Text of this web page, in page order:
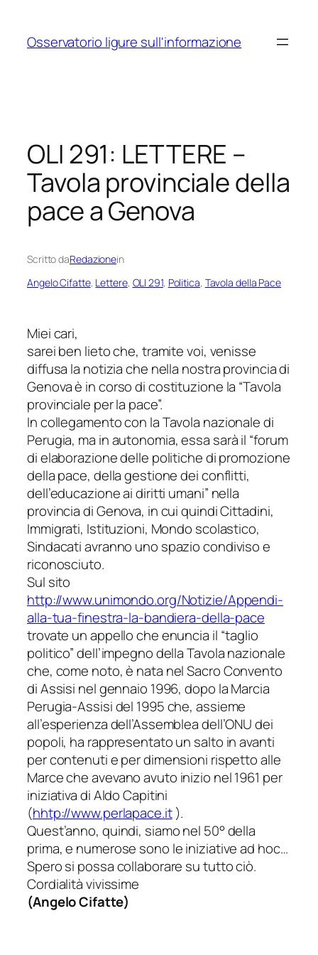
contenuto
Osservatorio ligure sull'informazione
OLI 291: LETTERE –
Tavola provinciale della
pace a Genova
Scritto daRedazionein
Angelo Cifatte, Lettere, OLI 291, Politica, Tavola della Pace
Miei cari,
sarei ben lieto che, tramite voi, venisse
diffusa la notizia che nella nostra provincia di
Genova è in corso di costituzione la “Tavola
provinciale per la pace”.
In collegamento con la Tavola nazionale di
Perugia, ma in autonomia, essa sarà il “forum
di elaborazione delle politiche di promozione
della pace, della gestione dei conflitti,
dell’educazione ai diritti umani” nella
provincia di Genova, in cui quindi Cittadini,
Immigrati, Istituzioni, Mondo scolastico,
Sindacati avranno uno spazio condiviso e
riconosciuto.
Sul sito
http://www.unimondo.org/Notizie/Appendi-
alla-tua-finestra-la-bandiera-della-pace
trovate un appello che enuncia il “taglio
politico” dell’impegno della Tavola nazionale
che, come noto, è nata nel Sacro Convento
di Assisi nel gennaio 1996, dopo la Marcia
Perugia-Assisi del 1995 che, assieme
all’esperienza dell’Assemblea dell’ONU dei
popoli, ha rappresentato un salto in avanti
per contenuti e per dimensioni rispetto alle
Marce che avevano avuto inizio nel 1961 per
iniziativa di Aldo Capitini
(hhtp://www.perlapace.it).
Quest’anno, quindi, siamo nel 50° della
prima, e numerose sono le iniziativead hoc…
Spero si possa collaborare su tutto ciò.
Cordialità vivissime
(Angelo Cifatte)